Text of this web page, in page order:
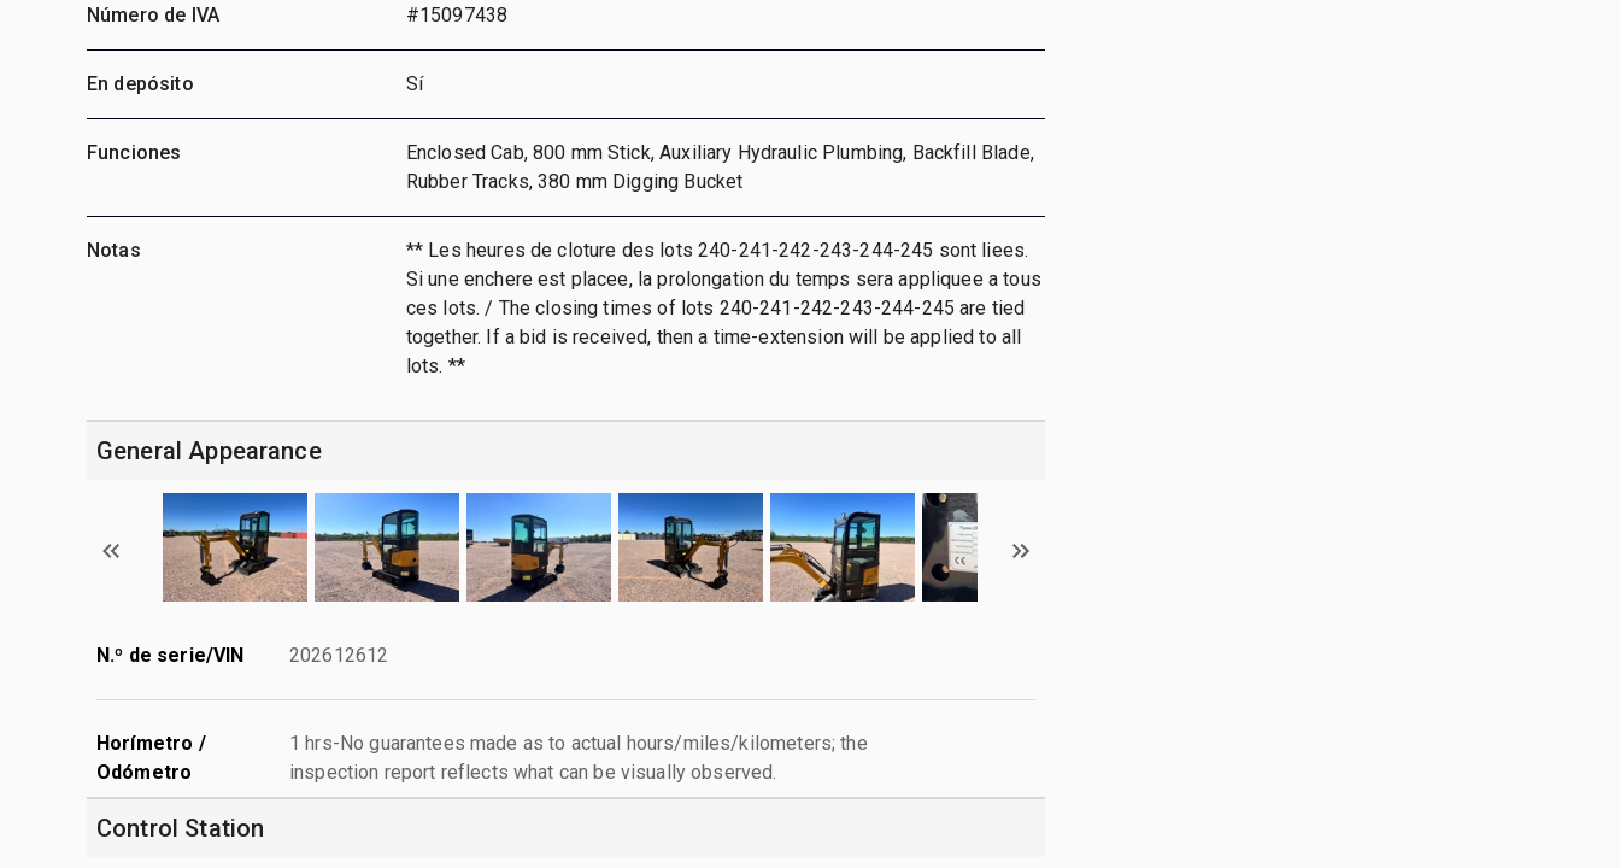
Número de IVA #15097438
En depósito Sí
Funciones
Enclosed Cab, 800 mm Stick, Auxiliary Hydraulic Plumbing, Backfill Blade,
Rubber Tracks, 380 mm Digging Bucket
Notas
** Les heures de cloture des lots 240-241-242-243-244-245 sont liees.
Si une enchere est placee, la prolongation du temps sera appliquee a tous
ces lots. / The closing times of lots 240-241-242-243-244-245 are tied
together. If a bid is received, then a time-extension will be applied to all
lots. **
General Appearance
N.º de serie/VIN 202612612
Horímetro /
Odómetro
1 hrs-No guarantees made as to actual hours/miles/kilometers; the
inspection report reflects what can be visually observed.
Control Station